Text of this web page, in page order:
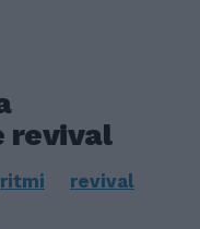
revival
ritmi revival